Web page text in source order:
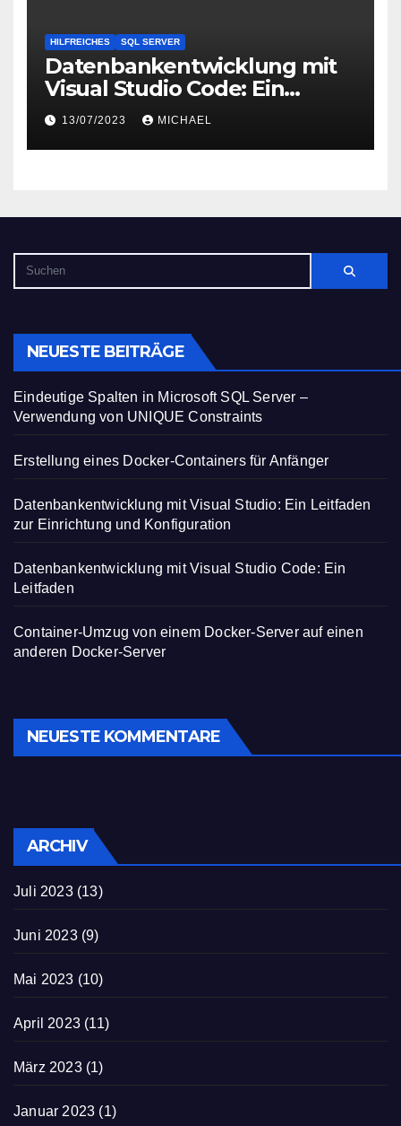
HILFREICHES SQL SERVER
Datenbankentwicklung mit
Visual Studio Code: Ein
Leitfaden
13/07/2023 MICHAEL
NEUESTE BEITRÄGE
Eindeutige Spalten in Microsoft SQL Server –
Verwendung von UNIQUE Constraints
Erstellung eines Docker-Containers für Anfänger
Datenbankentwicklung mit Visual Studio: Ein Leitfaden
zur Einrichtung und Konfiguration
Datenbankentwicklung mit Visual Studio Code: Ein
Leitfaden
Container-Umzug von einem Docker-Server auf einen
anderen Docker-Server
NEUESTE KOMMENTARE
ARCHIV
Juli 2023(13)
Juni 2023(9)
Mai 2023 (10)
April 2023 (11)
März 2023(1)
Januar 2023 (1)